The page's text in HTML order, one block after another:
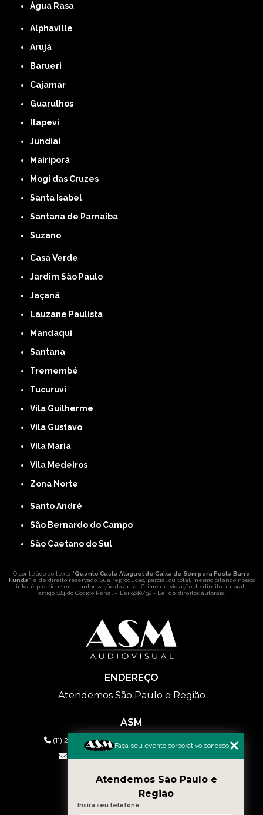
Água Rasa
Alphaville
Arujá
Barueri
Cajamar
Guarulhos
Itapevi
Jundiaí
Mairiporã
Mogi das Cruzes
Santa Isabel
Santana de Parnaíba
Suzano
Casa Verde
Jardim São Paulo
Jaçanã
Lauzane Paulista
Mandaqui
Santana
Tremembé
Tucuruvi
Vila Guilherme
Vila Gustavo
Vila Maria
Vila Medeiros
Zona Norte
Santo André
São Bernardo do Campo
São Caetano do Sul
O conteúdo do texto "Quanto Custa Aluguel de Caixa de Som para Festa Barra
Funda" é de direito reservado. Sua reprodução, parcial ou total, mesmo citando nossos
links, é proibida sem a autorização do autor. Crime de violação de direito autoral –
artigo 184 do Código Penal – Lei 9610/98 - Lei de direitos autorais
ENDEREÇO
Atendemos São Paulo e Região
ASM
(11) 2626-2019 (11) 99577-9954
eventos@asmaudiovisual.com.br
MENU
HOME
QUEM SOMOS
Faça seu evento corporativo conosco
Atendemos São Paulo e
Região
Insira seu telefone